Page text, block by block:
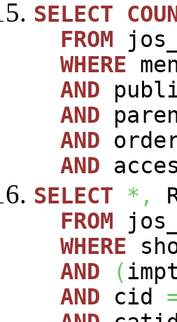
SELECT
FROM
WHERE
AND
AND
AND
AND
SELECT
*,
FROM
WHERE
AND
(
AND cid